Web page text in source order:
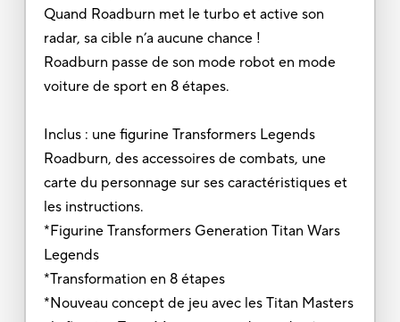
Quand Roadburn met le turbo et active son
radar, sa cible n’a aucune chance !
Roadburn passe de son mode robot en mode
voiture de sport en 8 étapes.
Inclus : une figurine Transformers Legends
Roadburn, des accessoires de combats, une
carte du personnage sur ses caractéristiques et
les instructions.
*Figurine Transformers Generation Titan Wars
Legends
*Transformation en 8 étapes
*Nouveau concept de jeu avec les Titan Masters